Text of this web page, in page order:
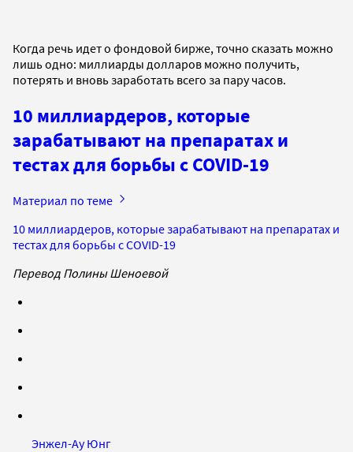
Когда речь идет о фондовой бирже, точно сказать можно
лишь одно: миллиарды долларов можно получить,
потерять и вновь заработать всего за пару часов.
10 миллиардеров, которые
зарабатывают на препаратах и
тестах для борьбы с COVID-19
Материал по теме
10 миллиардеров, которые зарабатывают на препаратах и
тестах для борьбы с COVID-19
Перевод Полины Шеноевой
Энжел-Ау Юнг